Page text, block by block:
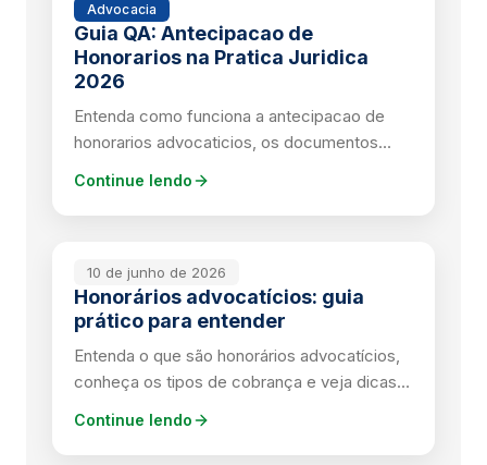
Advocacia
Guia QA: Antecipacao de
Honorarios na Pratica Juridica
2026
Entenda como funciona a antecipacao de
honorarios advocaticios, os documentos
exigidos e os prazos praticados no mercado.
Continue lendo
10 de junho de 2026
Honorários advocatícios: guia
prático para entender
Entenda o que são honorários advocatícios,
conheça os tipos de cobrança e veja dicas
práticas para contratar um advogado com
Continue lendo